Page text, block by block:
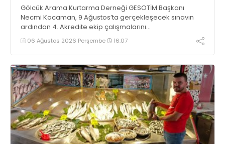
Gölcük Arama Kurtarma Derneği GESOTİM Başkanı
Necmi Kocaman, 9 Ağustos’ta gerçekleşecek sınavın
ardından 4. Akredite ekip çalışmalarını
tamamlayacaklarını ifade ederek açıklamalarda
bulundu. Kocaman, “Gölcük’te ve Kocaeli genelinde ses
06 Ağustos 2026 Perşembe 16:07